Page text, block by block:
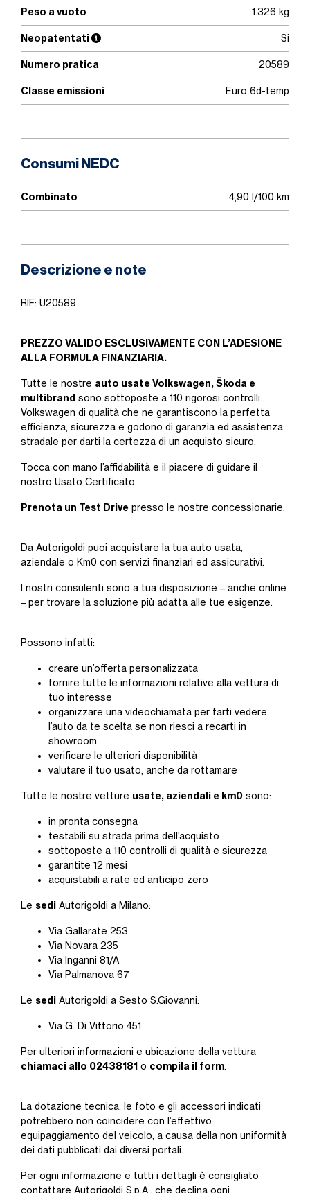
Peso a vuoto 1.326 kg
Neopatentati Si
Numero pratica 20589
Classe emissioni Euro 6d-temp
Consumi NEDC
Combinato 4,90 l/100 km
Descrizione e note
RIF: U20589
PREZZO VALIDO ESCLUSIVAMENTE CON L’ADESIONE
ALLA FORMULA FINANZIARIA.
Tutte le nostre auto usate Volkswagen, Škoda e
multibrand sono sottoposte a 110 rigorosi controlli
Volkswagen di qualità che ne garantiscono la perfetta
efficienza, sicurezza e godono di garanzia ed assistenza
stradale per darti la certezza di un acquisto sicuro.
Tocca con mano l’affidabilità e il piacere di guidare il
nostro Usato Certificato.
Prenota un Test Drive presso le nostre concessionarie.
Da Autorigoldi puoi acquistare la tua auto usata,
aziendale o Km0 con servizi finanziari ed assicurativi.
I nostri consulenti sono a tua disposizione – anche online
– per trovare la soluzione più adatta alle tue esigenze.
Possono infatti:
creare un’offerta personalizzata
fornire tutte le informazioni relative alla vettura di
tuo interesse
organizzare una videochiamata per farti vedere
l’auto da te scelta se non riesci a recarti in
showroom
verificare le ulteriori disponibilità
valutare il tuo usato, anche da rottamare
Tutte le nostre vetture usate, aziendali e km0 sono:
in pronta consegna
testabili su strada prima dell’acquisto
sottoposte a 110 controlli di qualità e sicurezza
garantite 12 mesi
acquistabili a rate ed anticipo zero
Le sedi Autorigoldi a Milano:
Via Gallarate 253
Via Novara 235
Via Inganni 81/A
Via Palmanova 67
Le sedi Autorigoldi a Sesto S.Giovanni:
Via G. Di Vittorio 451
Per ulteriori informazioni e ubicazione della vettura
chiamaci allo 02438181 o compila il form.
La dotazione tecnica, le foto e gli accessori indicati
potrebbero non coincidere con l’effettivo
equipaggiamento del veicolo, a causa della non uniformità
dei dati pubblicati dai diversi portali.
Per ogni informazione e tutti i dettagli è consigliato
contattare Autorigoldi S.p.A., che declina ogni